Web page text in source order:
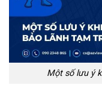
Một số lưu ý